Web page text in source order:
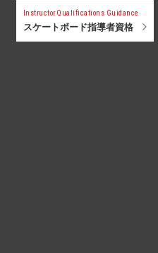
Instructor Qualifications Guidance
スケートボード指導者資格